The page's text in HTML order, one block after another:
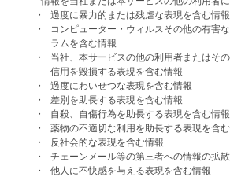
・
過度に暴力的または残虐な表現を含む情報
・
コンピューター・ウィルスその他の有害
ラムを含む情報
・
当社、本サービスの他の利用者またはそ
信用を毀損する表現を含む情報
・
過度にわいせつな表現を含む情報
・
差別を助長する表現を含む情報
・
自殺、自傷行為を助長する表現を含む情報
・
薬物の不適切な利用を助長する表現を含
・
反社会的な表現を含む情報
・
チェーンメール等の第三者への情報の拡
・
他人に不快感を与える表現を含む情報